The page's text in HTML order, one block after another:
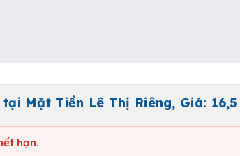
Mặt Tiền Lê Thị Riêng, Giá:
hạn.